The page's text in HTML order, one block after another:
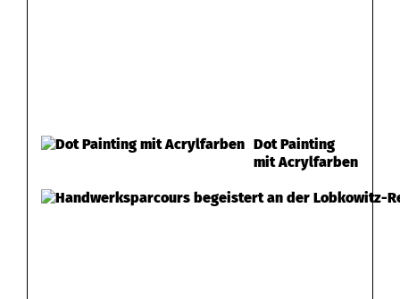
Dot Painting
mit Acrylfarben